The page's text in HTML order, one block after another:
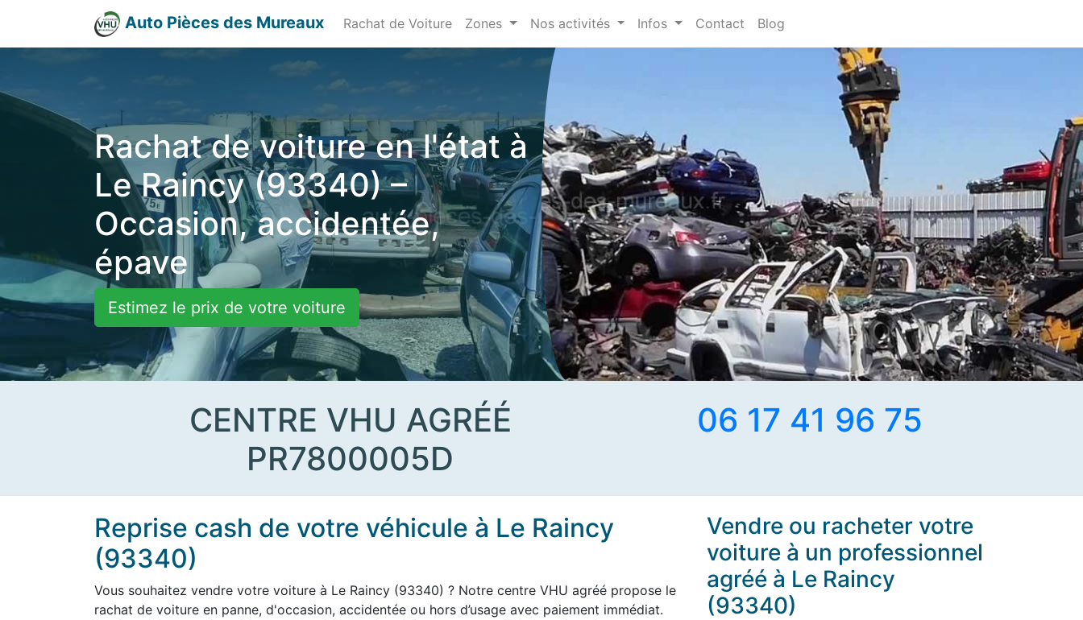
Auto Pièces des Mureaux Rachat de Voiture Zones Nos activités Infos Contact Blog
Rachat de voiture en l'état à
Le Raincy (93340) –
Occasion, accidentée,
épave
Estimez le prix de votre voiture
CENTRE VHU AGRÉÉ
PR7800005D
06 17 41 96 75
Reprise cash de votre véhicule à Le Raincy
(93340)
Vous souhaitez vendre votre voiture à Le Raincy (93340) ? Notre centre VHU agréé propose le
rachat de voiture en panne, d'occasion, accidentée ou hors d’usage avec paiement immédiat.
Vendre ou racheter votre
voiture à un professionnel
agréé à Le Raincy
(93340)